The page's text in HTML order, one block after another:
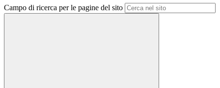
Campo di ricerca per le pagine del sito